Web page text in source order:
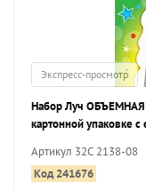
Экспресс-просмотр
Набор Луч
картонной упаковке
Артикул 32С 2138-08
Код 241676